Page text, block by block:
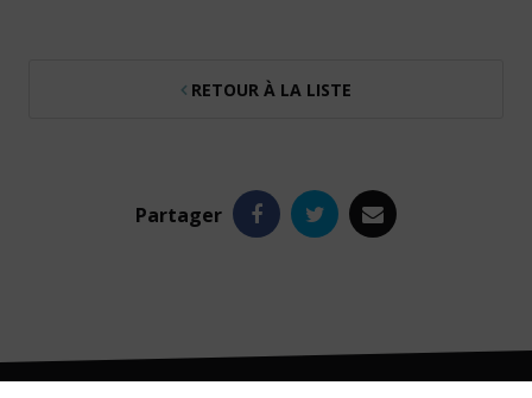
RETOUR À LA LISTE
Partager Facebook
Twitter
e-